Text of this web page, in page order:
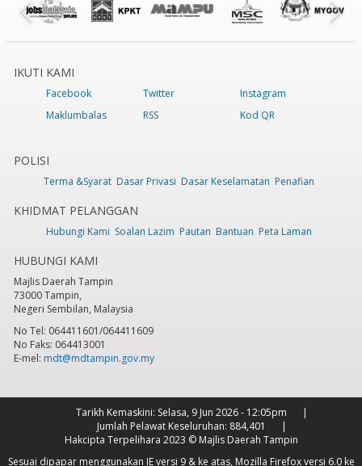
IKUTI KAMI
Facebook Twitter
Instagram
Maklumbalas
RSS Kod QR
POLISI
Terma &Syarat Dasar Privasi Dasar Keselamatan Penafian
KHIDMAT PELANGGAN
Hubungi Kami Soalan Lazim Pautan Bantuan Peta Laman
HUBUNGI KAMI
Majlis Daerah Tampin
73000 Tampin,
Negeri Sembilan, Malaysia
No Tel: 064411601/064411609
No Faks: 064413001
E-mel: mdt@mdtampin.gov.my
Tarikh Kemaskini: Selasa, 9 Jun 2026 - 12:05pm
Jumlah Pelawat Keseluruhan: 884,401
Hakcipta Terpelihara 2023 © Majlis Daerah Tampin
Sesuai dipapar menggunakan IE versi 9 & ke atas, Mozilla Firefox versi 6.0 ke